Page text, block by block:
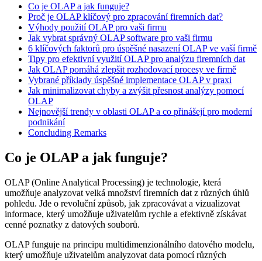
Co je OLAP a jak funguje?
Proč je OLAP klíčový pro zpracování firemních dat?
Výhody použití OLAP pro vaši firmu
Jak vybrat správný OLAP software pro vaši firmu
6 klíčových faktorů pro úspěšné nasazení OLAP ve vaší firmě
Tipy pro efektivní využití OLAP pro analýzu firemních dat
Jak OLAP pomáhá zlepšit rozhodovací procesy ve firmě
Vybrané příklady úspěšné implementace OLAP v praxi
Jak minimalizovat chyby a zvýšit přesnost analýzy pomocí
OLAP
Nejnovější trendy v oblasti OLAP a co přinášejí pro moderní
podnikání
Concluding Remarks
Co je OLAP a jak funguje?
OLAP (Online Analytical Processing) je technologie, která
umožňuje analyzovat velká množství firemních dat z různých úhlů
pohledu. Jde o revoluční způsob, jak zpracovávat a vizualizovat
informace, který umožňuje uživatelům rychle a efektivně získávat
cenné poznatky z datových souborů.
OLAP funguje na principu multidimenzionálního datového modelu,
který umožňuje uživatelům analyzovat data pomocí různých